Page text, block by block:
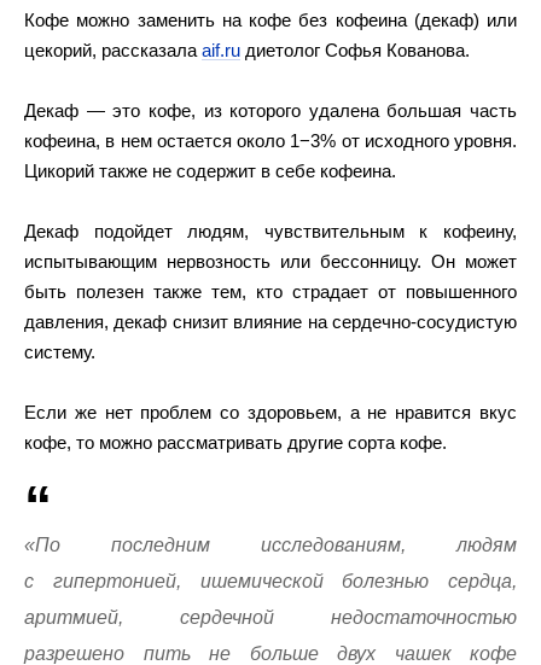
Кофе можно заменить на кофе без кофеина (декаф) или
цекорий, рассказала aif.ru диетолог Софья Кованова.
Декаф — это кофе, из которого удалена большая часть
кофеина, в нем остается около 1−3% от исходного уровня.
Цикорий также не содержит в себе кофеина.
Декаф подойдет людям, чувствительным к кофеину,
испытывающим нервозность или бессонницу. Он может
быть полезен также тем, кто страдает от повышенного
давления, декаф снизит влияние на сердечно-сосудистую
систему.
Если же нет проблем со здоровьем, а не нравится вкус
кофе, то можно рассматривать другие сорта кофе.
«По последним исследованиям, людям
с гипертонией, ишемической болезнью сердца,
аритмией, сердечной недостаточностью
разрешено пить не больше двух чашек кофе